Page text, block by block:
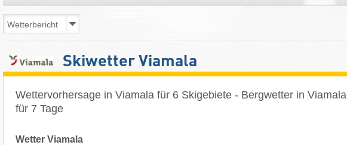
Skiwetter Viamala
Wettervorhersage in Viamala für 6 Skigebiete - Bergwetter in Viamala
für 7 Tage
Wetter Viamala